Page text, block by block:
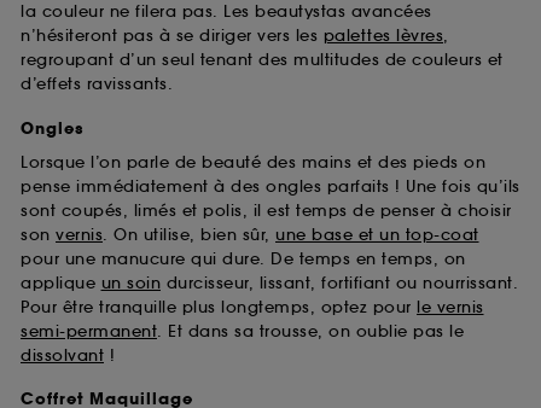
la couleur ne filera pas. Les beautystas avancées
n’hésiteront pas à se diriger vers les palettes lèvres,
regroupant d’un seul tenant des multitudes de couleurs et
d’effets ravissants.
Ongles
Lorsque l’on parle de beauté des mains et des pieds on
pense immédiatement à des ongles parfaits ! Une fois qu’ils
sont coupés, limés et polis, il est temps de penser à choisir
son vernis. On utilise, bien sûr, une base et un top-coat
pour une manucure qui dure. De temps en temps, on
applique un soin durcisseur, lissant, fortifiant ou nourrissant.
Pour être tranquille plus longtemps, optez pour le vernis
semi-permanent. Et dans sa trousse, on oublie pas le
dissolvant !
Coffret Maquillage